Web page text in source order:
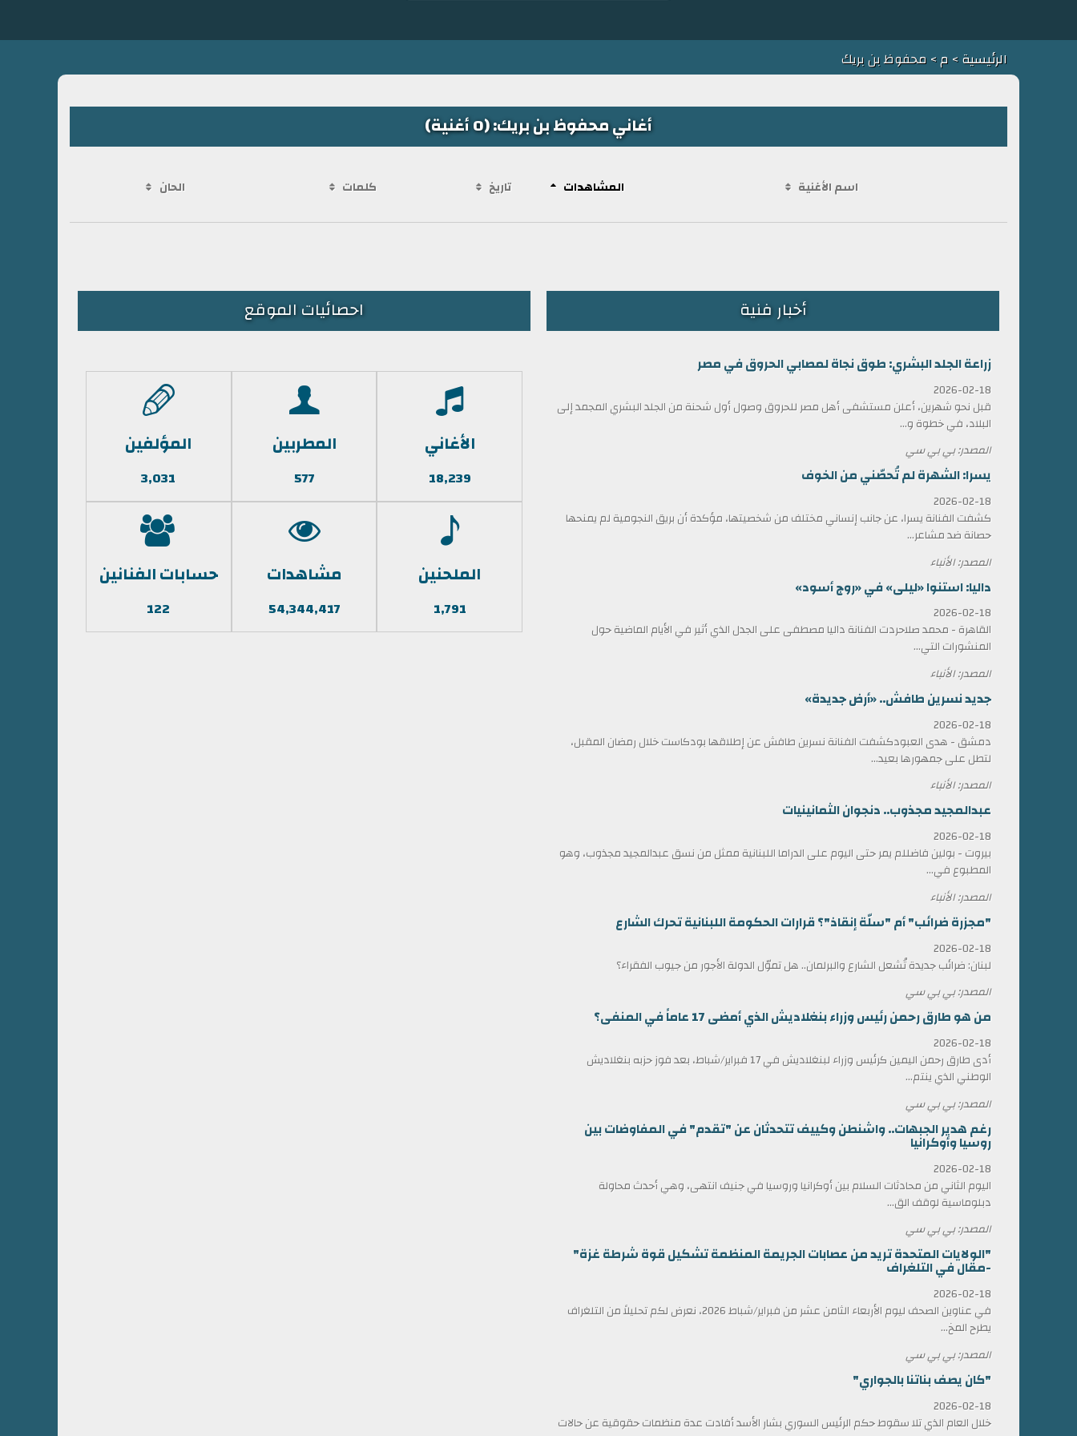
الرئيسية> م> محفوظ بن بريك
أغاني محفوظ بن بريك: (0 أغنية)
اسم الأغنية المشاهدات تاريخ كلمات الحان
أخبار فنية
زراعة الجلد البشري: طوق نجاة لمصابي الحروق في مصر
2026-02-18
قبل نحو شهرين، أعلن مستشفى أهل مصر للحروق وصول أول شحنة من الجلد البشري المجمد إلى
البلاد، في خطوة و...
المصدر: بي بي سي
يسرا: الشهرة لم تُحصّني من الخوف
2026-02-18
كشفت الفنانة يسرا، عن جانب إنساني مختلف من شخصيتها، مؤكدة أن بريق النجومية لم يمنحها
حصانة ضد مشاعر...
المصدر: الأنباء
داليا: استنوا «ليلى» في «روج أسود»
2026-02-18
القاهرة - محمد صلاحردت الفنانة داليا مصطفى على الجدل الذي أثير في الأيام الماضية حول
المنشورات التي...
المصدر: الأنباء
جديد نسرين طافش.. «أرض جديدة»
2026-02-18
دمشق - هدى العبودكشفت الفنانة نسرين طافش عن إطلاقها بودكاست خلال رمضان المقبل،
لتطل على جمهورها بعيد...
المصدر: الأنباء
عبدالمجيد مجذوب.. دنجوان الثمانينيات
2026-02-18
بيروت - بولين فاضللم يمر حتى اليوم على الدراما اللبنانية ممثل من نسق عبدالمجيد مجذوب، وهو
المطبوع في...
المصدر: الأنباء
"مجزرة ضرائب" أم "سلّة إنقاذ"؟ قرارات الحكومة اللبنانية تحرك الشارع
2026-02-18
لبنان: ضرائب جديدة تُشعل الشارع والبرلمان.. هل تموّل الدولة الأجور من جيوب الفقراء؟
المصدر: بي بي سي
من هو طارق رحمن رئيس وزراء بنغلاديش الذي أمضى 17 عاماً في المنفى؟
2026-02-18
أدى طارق رحمن اليمين كرئيس وزراء لبنغلاديش في 17 فبراير/شباط، بعد فوز حزبه بنغلاديش
الوطني الذي ينتم...
المصدر: بي بي سي
رغم هدير الجبهات.. واشنطن وكييف تتحدثان عن "تقدم" في المفاوضات بين
روسيا وأوكرانيا
2026-02-18
اليوم الثاني من محادثات السلام بين أوكرانيا وروسيا في جنيف انتهى، وهي أحدث محاولة
دبلوماسية لوقف الق...
المصدر: بي بي سي
"الولايات المتحدة تريد من عصابات الجريمة المنظمة تشكيل قوة شرطة غزة"
-مقال في التلغراف
2026-02-18
في عناوين الصحف ليوم الأربعاء الثامن عشر من فبراير/شباط 2026، نعرض لكم تحليلاً من التلغراف
يطرح المخ...
المصدر: بي بي سي
"كان يصف بناتنا بالجواري"
2026-02-18
خلال العام الذي تلا سقوط حكم الرئيس السوري بشار الأسد أفادت عدة منظمات حقوقية عن حالات
احصائيات الموقع
الأغاني
18,239
المطربين
577
المؤلفين
3,031
الملحنين
1,791
مشاهدات
54,344,417
حسابات الفنانين
122